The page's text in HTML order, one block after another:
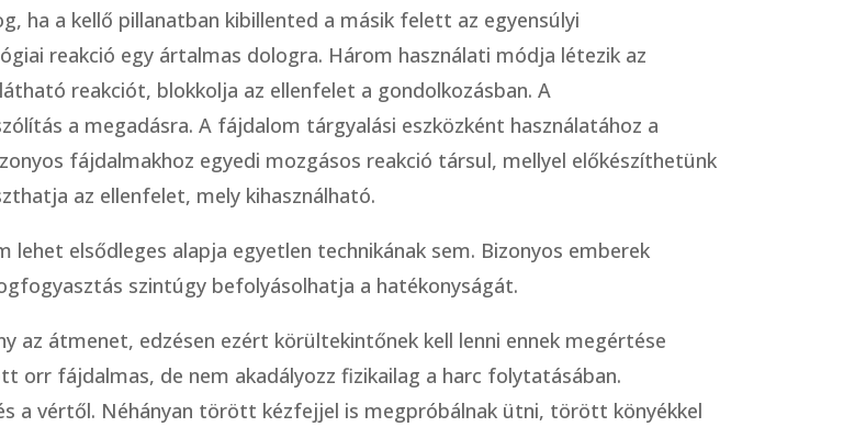
ha a kellő pillanatban kibillented a másik felett az egyensúlyi
reakció egy ártalmas dologra. Három használati módja létezik az
reakciót, blokkolja az ellenfelet a gondolkozásban. A
a megadásra. A fájdalom tárgyalási eszközként használatához a
fájdalmakhoz egyedi mozgásos reakció társul, mellyel előkészíthetünk
az ellenfelet, mely kihasználható.
lehet elsődleges alapja egyetlen technikának sem. Bizonyos emberek
szintúgy befolyásolhatja a hatékonyságát.
az átmenet, edzésen ezért körültekintőnek kell lenni ennek megértése
orr fájdalmas, de nem akadályozz fizikailag a harc folytatásában.
a vértől. Néhányan törött kézfejjel is megpróbálnak ütni, törött könyékkel